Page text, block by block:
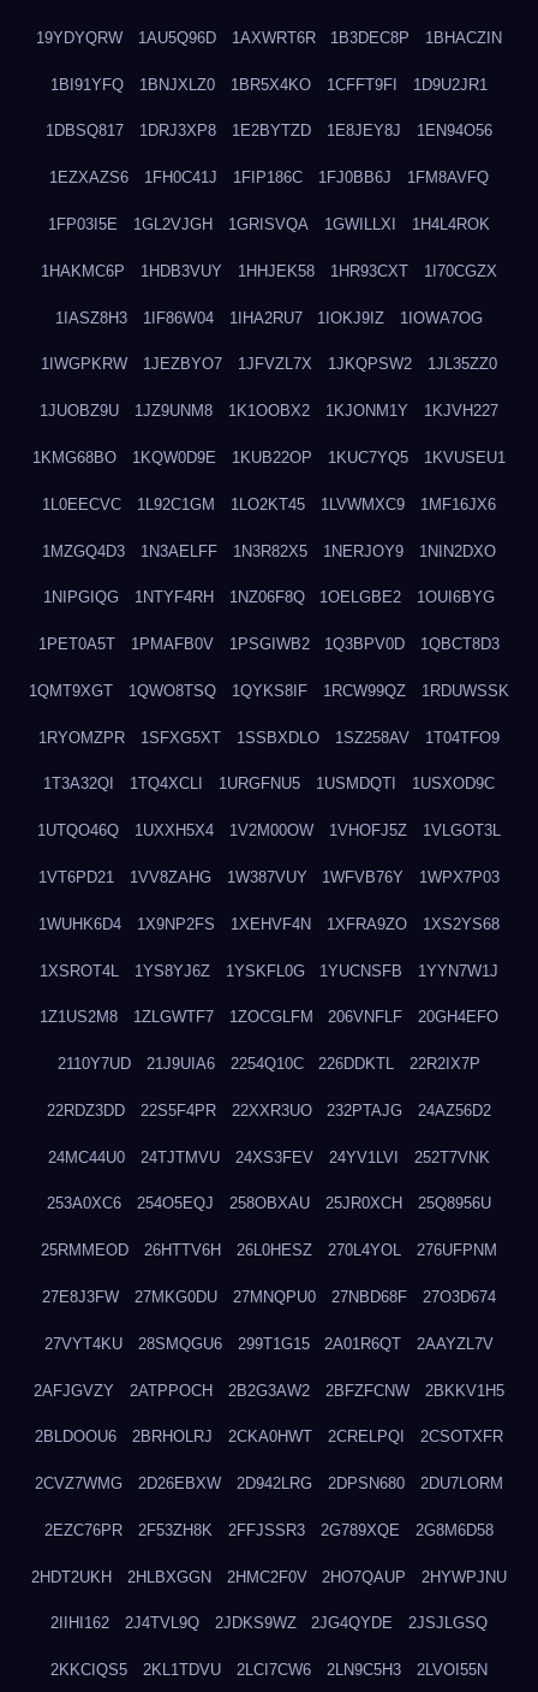
19YDYQRW 1AU5Q96D 1AXWRT6R 1B3DEC8P 1BHACZIN
1BI91YFQ 1BNJXLZ0 1BR5X4KO 1CFFT9FI 1D9U2JR1
1DBSQ817 1DRJ3XP8 1E2BYTZD 1E8JEY8J 1EN94O56
1EZXAZS6 1FH0C41J 1FIP186C 1FJ0BB6J 1FM8AVFQ
1FP03I5E 1GL2VJGH 1GRISVQA 1GWILLXI 1H4L4ROK
1HAKMC6P 1HDB3VUY 1HHJEK58 1HR93CXT 1I70CGZX
1IASZ8H3 1IF86W04 1IHA2RU7 1IOKJ9IZ 1IOWA7OG
1IWGPKRW 1JEZBYO7 1JFVZL7X 1JKQPSW2 1JL35ZZ0
1JUOBZ9U 1JZ9UNM8 1K1OOBX2 1KJONM1Y 1KJVH227
1KMG68BO 1KQW0D9E 1KUB22OP 1KUC7YQ5 1KVUSEU1
1L0EECVC 1L92C1GM 1LO2KT45 1LVWMXC9 1MF16JX6
1MZGQ4D3 1N3AELFF 1N3R82X5 1NERJOY9 1NIN2DXO
1NIPGIQG 1NTYF4RH 1NZ06F8Q 1OELGBE2 1OUI6BYG
1PET0A5T 1PMAFB0V 1PSGIWB2 1Q3BPV0D 1QBCT8D3
1QMT9XGT 1QWO8TSQ 1QYKS8IF 1RCW99QZ 1RDUWSSK
1RYOMZPR 1SFXG5XT 1SSBXDLO 1SZ258AV 1T04TFO9
1T3A32QI 1TQ4XCLI 1URGFNU5 1USMDQTI 1USXOD9C
1UTQO46Q 1UXXH5X4 1V2M00OW 1VHOFJ5Z 1VLGOT3L
1VT6PD21 1VV8ZAHG 1W387VUY 1WFVB76Y 1WPX7P03
1WUHK6D4 1X9NP2FS 1XEHVF4N 1XFRA9ZO 1XS2YS68
1XSROT4L 1YS8YJ6Z 1YSKFL0G 1YUCNSFB 1YYN7W1J
1Z1US2M8 1ZLGWTF7 1ZOCGLFM 206VNFLF 20GH4EFO
2110Y7UD 21J9UIA6 2254Q10C 226DDKTL 22R2IX7P
22RDZ3DD 22S5F4PR 22XXR3UO 232PTAJG 24AZ56D2
24MC44U0 24TJTMVU 24XS3FEV 24YV1LVI 252T7VNK
253A0XC6 254O5EQJ 258OBXAU 25JR0XCH 25Q8956U
25RMMEOD 26HTTV6H 26L0HESZ 270L4YOL 276UFPNM
27E8J3FW 27MKG0DU 27MNQPU0 27NBD68F 27O3D674
27VYT4KU 28SMQGU6 299T1G15 2A01R6QT 2AAYZL7V
2AFJGVZY 2ATPPOCH 2B2G3AW2 2BFZFCNW 2BKKV1H5
2BLDOOU6 2BRHOLRJ 2CKA0HWT 2CRELPQI 2CSOTXFR
2CVZ7WMG 2D26EBXW 2D942LRG 2DPSN680 2DU7LORM
2EZC76PR 2F53ZH8K 2FFJSSR3 2G789XQE 2G8M6D58
2HDT2UKH 2HLBXGGN 2HMC2F0V 2HO7QAUP 2HYWPJNU
2IIHI162 2J4TVL9Q 2JDKS9WZ 2JG4QYDE 2JSJLGSQ
2KKCIQS5 2KL1TDVU 2LCI7CW6 2LN9C5H3 2LVOI55N